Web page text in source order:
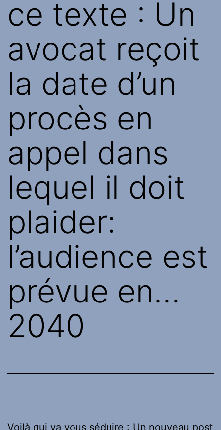
ce texte : Un
avocat reçoit
la date d’un
procès en
appel dans
lequel il doit
plaider:
l’audience est
prévue en…
2040
Voilà qui va vous séduire : Un nouveau post